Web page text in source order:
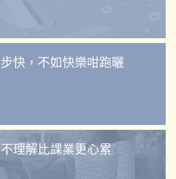
快，不如快樂咁跑曬
理解比課業更心累